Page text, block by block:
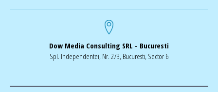
Dow Media Consulting SRL - Bucuresti
Spl. Independentei, Nr. 273, Bucuresti, Sector 6